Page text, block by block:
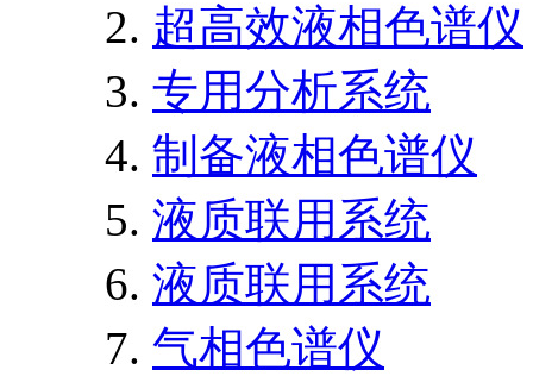
超高效液相色谱仪
专用分析系统
制备液相色谱仪
液质联用系统
液质联用系统
气相色谱仪